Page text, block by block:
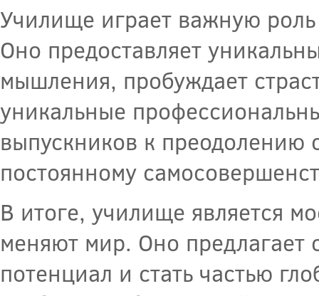
Училище играет важную
Оно предоставляет
мышления, пробуждает
уникальные
выпускников к преодолению
постоянному
В итоге, училище является
меняют мир. Оно предлагает
потенциал и стать частью